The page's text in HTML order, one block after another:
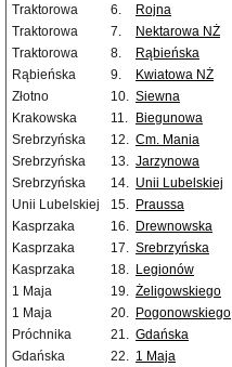
Traktorowa
6. Rojna
Traktorowa
7. Nektarowa NŻ
Traktorowa
8. Rąbieńska
Rąbieńska
9. Kwiatowa NŻ
Złotno
10. Siewna
Krakowska
11. Biegunowa
Srebrzyńska
12. Cm. Mania
Srebrzyńska
13. Jarzynowa
Srebrzyńska
14. Unii Lubelskiej
Unii Lubelskiej
15. Praussa
Kasprzaka
16. Drewnowska
Kasprzaka
17. Srebrzyńska
Kasprzaka
18. Legionów
1 Maja
19. Żeligowskiego
1 Maja
20. Pogonowskiego
Próchnika
21. Gdańska
Gdańska
22. 1 Maja